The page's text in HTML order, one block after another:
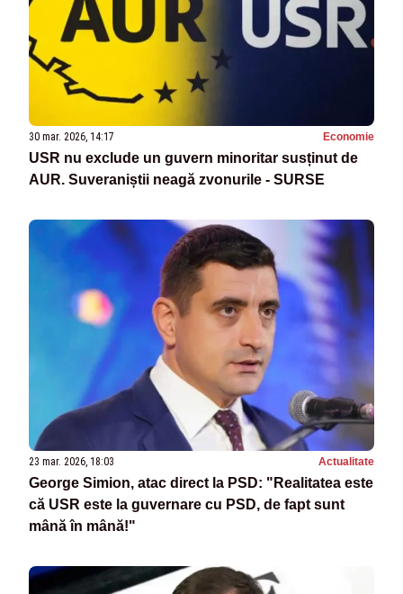
30 mar. 2026, 14:17 Economie
USR nu exclude un guvern minoritar susținut de
AUR. Suveraniștii neagă zvonurile - SURSE
23 mar. 2026, 18:03 Actualitate
George Simion, atac direct la PSD: "Realitatea este
că USR este la guvernare cu PSD, de fapt sunt
mână în mână!"